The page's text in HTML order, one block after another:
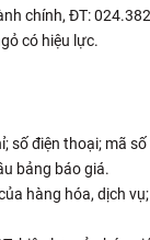
chính, ĐT:
có hiệu lực.
số điện thoại; mã
bảng báo giá.
hàng hóa, dịch